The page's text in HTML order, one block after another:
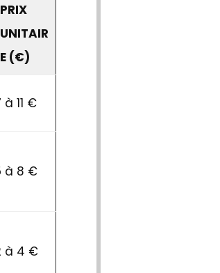
PRIX
UNITAIR
E (€)
à 11 €
à 8 €
à 4 €